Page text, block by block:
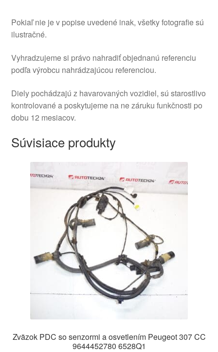
Pokiaľ nie je v popise uvedené inak, všetky fotografie sú
ilustračné.
Vyhradzujeme si právo nahradiť objednanú referenciu
podľa výrobcu nahrádzajúcou referenciou.
Diely pochádzajú z havarovaných vozidiel, sú starostlivo
kontrolované a poskytujeme na ne záruku funkčnosti po
dobu 12 mesiacov.
Súvisiace produkty
Zväzok PDC so senzormi a osvetlením Peugeot 307 CC
9644452780 6528Q1